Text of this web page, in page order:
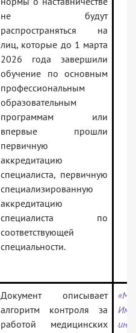
не будут
распространяться на
лиц, которые до 1 марта
2026 года завершили
обучение по основным
профессиональным
образовательным
программам или
впервые прошли
первичную
аккредитацию
специалиста, первичную
специализированную
аккредитацию
специалиста по
соответствующей
специальности.
Документ описывает
алгоритм контроля за
работой медицинских